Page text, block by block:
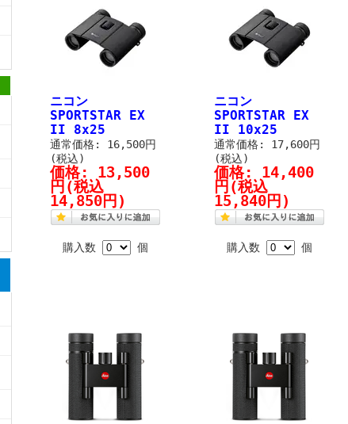
ニコン
SPORTSTAR EX
II 8x25
通常価格: 16,500円
(税込)
価格: 13,500
円 (税込
14,850円)
購入数 個
ニコン
SPORTSTAR EX
II 10x25
通常価格: 17,600円
(税込)
価格: 14,400
円 (税込
15,840円)
購入数 個